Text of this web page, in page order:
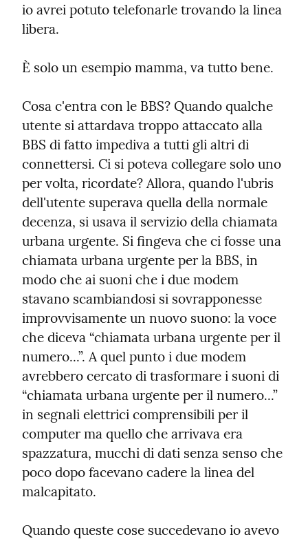
io avrei potuto telefonarle trovando la linea
libera.
È solo un esempio mamma, va tutto bene.
Cosa c'entra con le BBS? Quando qualche
utente si attardava troppo attaccato alla
BBS di fatto impediva a tutti gli altri di
connettersi. Ci si poteva collegare solo uno
per volta, ricordate? Allora, quando l'ubris
dell'utente superava quella della normale
decenza, si usava il servizio della chiamata
urbana urgente. Si fingeva che ci fosse una
chiamata urbana urgente per la BBS, in
modo che ai suoni che i due modem
stavano scambiandosi si sovrapponesse
improvvisamente un nuovo suono: la voce
che diceva “chiamata urbana urgente per il
numero...”. A quel punto i due modem
avrebbero cercato di trasformare i suoni di
“chiamata urbana urgente per il numero...”
in segnali elettrici comprensibili per il
computer ma quello che arrivava era
spazzatura, mucchi di dati senza senso che
poco dopo facevano cadere la linea del
malcapitato.
Quando queste cose succedevano io avevo